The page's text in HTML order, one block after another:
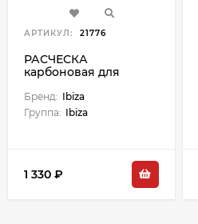
АРТИКУЛ: 21776
РАСЧЕСКА
карбоновая для
Бренд: Ibiza
Группа: Ibiza
1 330 ₽